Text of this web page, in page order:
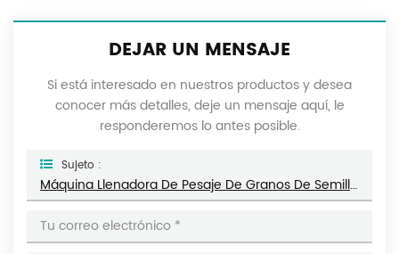
DEJAR UN MENSAJE
Si está interesado en nuestros productos y desea
conocer más detalles, deje un mensaje aquí, le
responderemos lo antes posible.
Sujeto :
Máquina Llenadora De Pesaje De Granos De Semillas De Té De Partículas De 1-50 Gramos DL-FZ-50